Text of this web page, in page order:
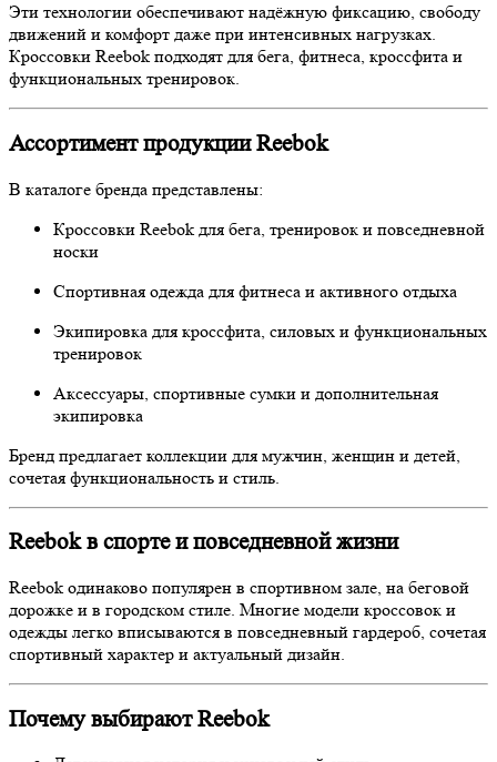
Эти технологии обеспечивают надёжную фиксацию, свободу
движений и комфорт даже при интенсивных нагрузках.
Кроссовки Reebok подходят для бега, фитнеса, кроссфита и
функциональных тренировок.
Ассортимент продукции Reebok
В каталоге бренда представлены:
Кроссовки Reebok для бега, тренировок и повседневной
носки
Спортивная одежда для фитнеса и активного отдыха
Экипировка для кроссфита, силовых и функциональных
тренировок
Аксессуары, спортивные сумки и дополнительная
экипировка
Бренд предлагает коллекции для мужчин, женщин и детей,
сочетая функциональность и стиль.
Reebok в спорте и повседневной жизни
Reebok одинаково популярен в спортивном зале, на беговой
дорожке и в городском стиле. Многие модели кроссовок и
одежды легко вписываются в повседневный гардероб, сочетая
спортивный характер и актуальный дизайн.
Почему выбирают Reebok